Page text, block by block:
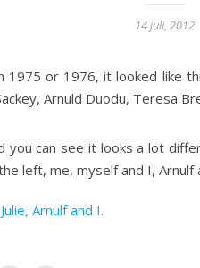
14 juli, 2012
1975 or 1976, it looked like
Arnuld Duodu, Teresa
you can see it looks a lot
left, me, myself and I, Arnulf